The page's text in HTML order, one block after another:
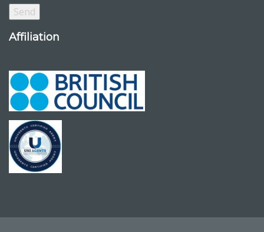
Affiliation